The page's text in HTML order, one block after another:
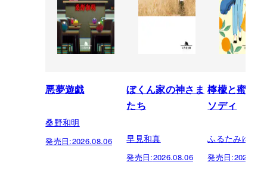
悪夢遊戯
桑野和明
発売日:2026.08.06
ぼくん家の神さま
たち
早見和真
発売日:2026.08.06
檸檬と蜜柑
ソディ
ふるたみゆき
発売日: